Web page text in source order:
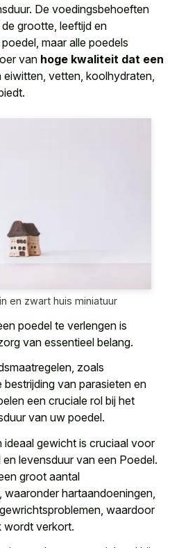
De voedingsbehoeften
grootte, leeftijd en
maar alle poedels
van hoge kwaliteit dat een
eiwitten, vetten, koolhydraten,
en zwart huis miniatuur
poedel te verlengen is
van essentieel belang.
zoals
van parasieten en
een cruciale rol bij het
van uw poedel.
ideaal gewicht is cruciaal voor
levensduur van een Poedel.
groot aantal
hartaandoeningen,
waardoor
wordt verkort.